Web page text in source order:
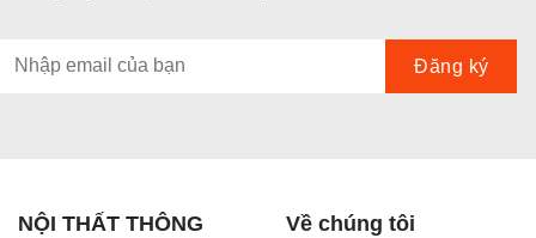
NỘI THẤT THÔNG
Về chúng tôi